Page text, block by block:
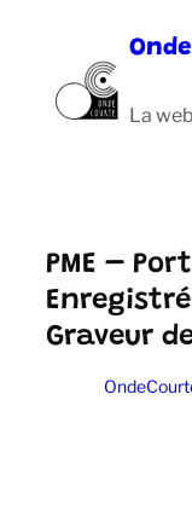
contenu
La
PME –
Graveur